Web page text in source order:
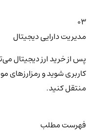
03
مدیریت دارایی دیجیتال
پس از خرید ارز دیجیتال
کاربری شوید و رمزارزهای
منتقل کنید.
فهرست مطلب